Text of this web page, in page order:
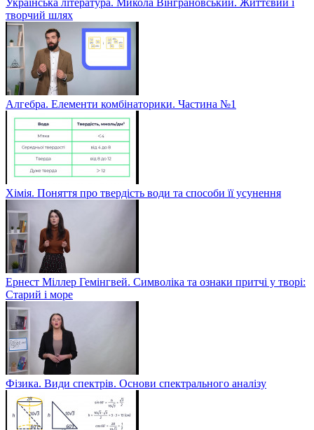
творчий шлях
Алгебра. Елементи комбінаторики. Частина №1
Хімія. Поняття про твердість води та способи її усунення
Ернест Міллер Гемінгвей. Символіка та ознаки притчі у творі:
Старий і море
Фізика. Види спектрів. Основи спектрального аналізу